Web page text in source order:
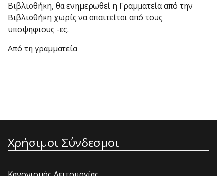
Βιβλιοθήκη, θα ενημερωθεί η Γραμματεία από την
Βιβλιοθήκη χωρίς να απαιτείται από τους
υποψήφιους -ες.
Από τη γραμματεία
Χρήσιμοι Σύνδεσμοι